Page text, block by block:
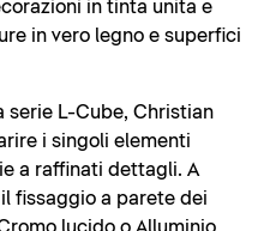
in tinta unita e
in vero legno e superfici
serie L-Cube, Christian
i singoli elementi
a raffinati dettagli. A
fissaggio a parete dei
lucido o Alluminio